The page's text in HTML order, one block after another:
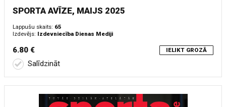
SPORTA AVĪZE, MAIJS 2025
Lappušu skaits: 65
Izdevējs: Izdevniecība Dienas Mediji
6.80 € IELIKT GROZĀ
Salīdzināt